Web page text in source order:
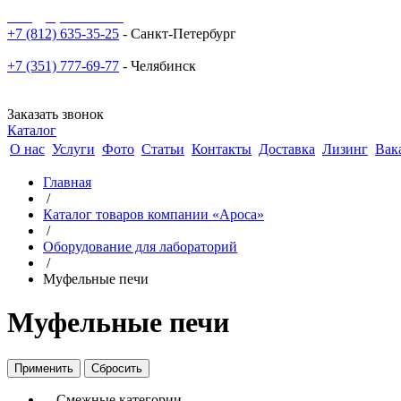
+7 (812) 635-35-25 - Санкт-Петербург
+7 (351) 777-69-77 - Челябинск
Заказать звонок
Каталог
О нас Услуги Фото Статьи Контакты Доставка Лизинг
Главная
/
Каталог товаров компании «Ароса»
/
Оборудование для лабораторий
/
Муфельные печи
Муфельные печи